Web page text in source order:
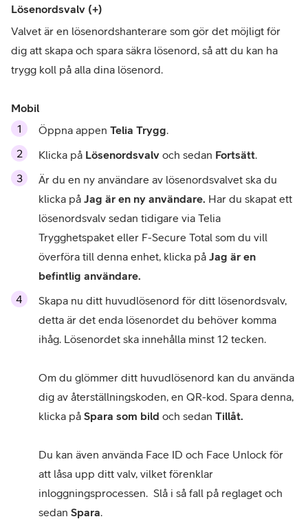
Lösenordsvalv (+)
Valvet är en lösenordshanterare som gör det möjligt för
dig att skapa och spara säkra lösenord, så att du kan ha
trygg koll på alla dina lösenord.
Mobil
Öppna appen Telia Trygg.
Klicka på Lösenordsvalv och sedan Fortsätt.
Är du en ny användare av lösenordsvalvet ska du
klicka på Jag är en ny användare. Har du skapat ett
lösenordsvalv sedan tidigare via Telia
Trygghetspaket eller F-Secure Total som du vill
överföra till denna enhet, klicka på Jag är en
befintlig användare.
Skapa nu ditt huvudlösenord för ditt lösenordsvalv,
detta är det enda lösenordet du behöver komma
ihåg. Lösenordet ska innehålla minst 12 tecken.
Om du glömmer ditt huvudlösenord kan du använda
dig av återställningskoden, en QR-kod. Spara denna,
klicka på Spara som bild och sedan Tillåt.
Du kan även använda Face ID och Face Unlock för
att låsa upp ditt valv, vilket förenklar
inloggningsprocessen.  Slå i så fall på reglaget och
sedan Spara.